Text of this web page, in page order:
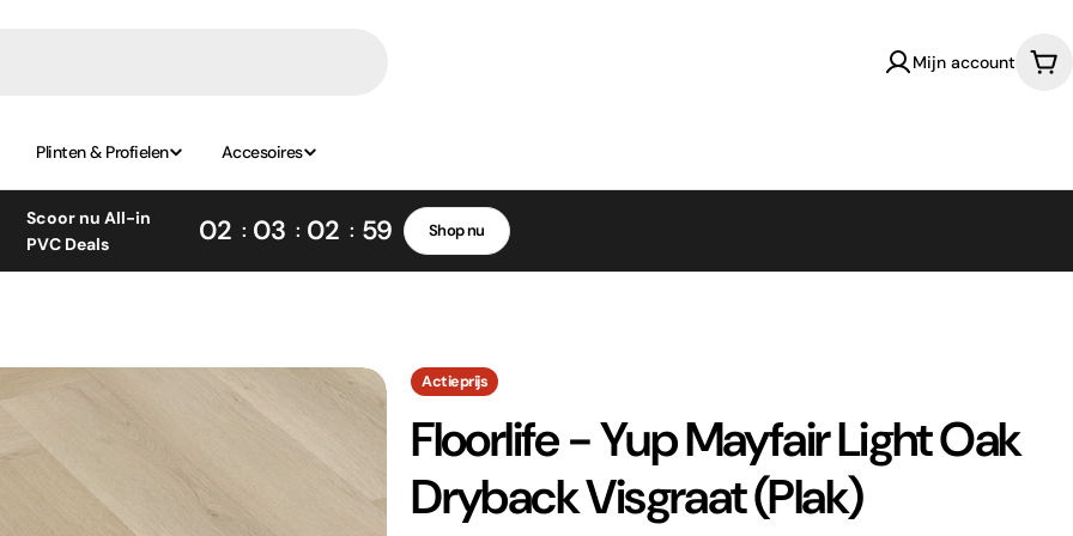
Mijn account
Plinten & Profielen Accesoires
Scoor nu All-in
PVC Deals
02 03 02 58 Shop nu
Actieprijs
Floorlife - Yup Mayfair Light Oak
Dryback Visgraat (Plak)